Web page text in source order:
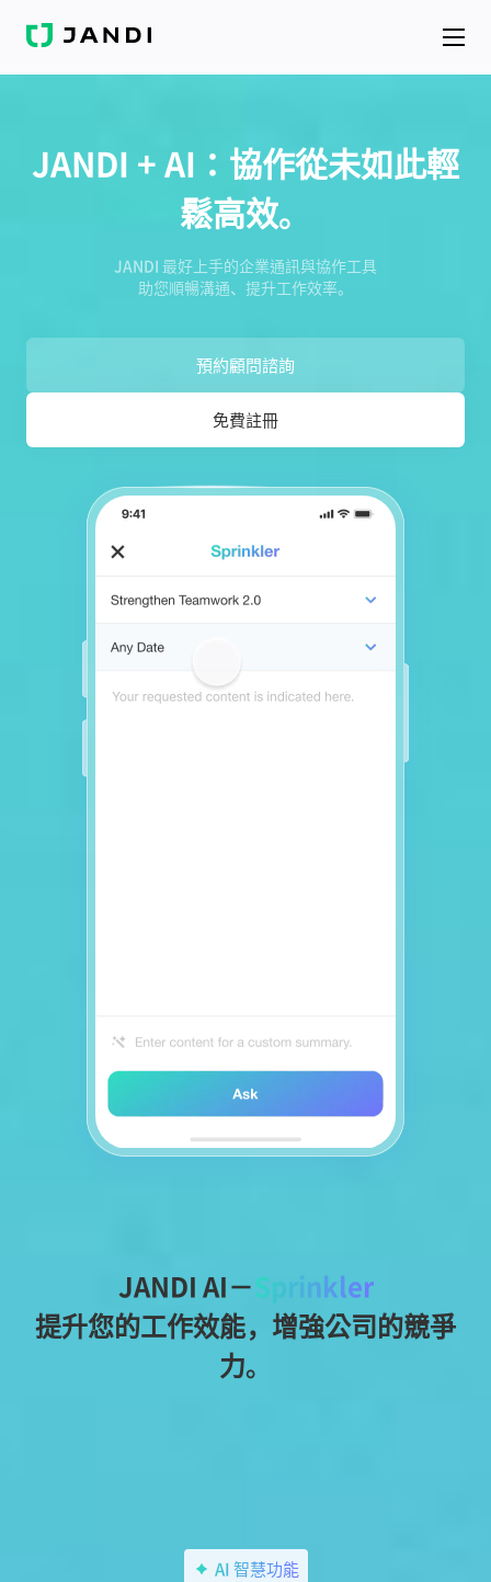
J
N
JANDI + AI：協作從未如此輕
鬆高效。
JANDI 最好上手的企業通訊與協作工具
助您順暢溝通、提升工作效率。
預約顧問諮詢
免費註冊
JANDI AI－Sprinkler
提升您的工作效能，增強公司的競爭
力。
AI 智慧功能